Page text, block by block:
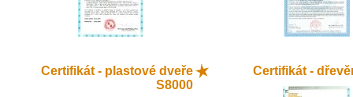
Certifikát - plastové dveře
S8000
Certifikát -